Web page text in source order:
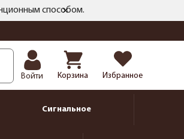
способом.
Войти Корзина Избранное
Сигнальное